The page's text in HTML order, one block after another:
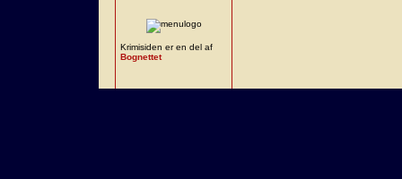
Krimisiden er en del af
Bognettet